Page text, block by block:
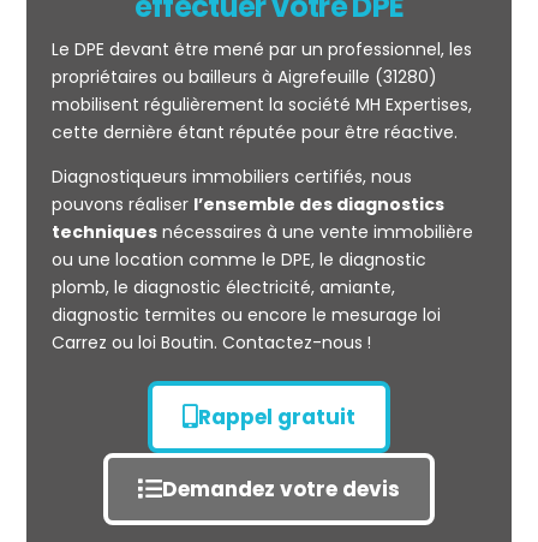
Mesurage
CARREZ
Le DPE devant être mené par un professionnel, les
propriétaires ou bailleurs à Aigrefeuille (31280)
mobilisent régulièrement la société MH Expertises,
cette dernière étant réputée pour être réactive.
Diagnostiqueurs immobiliers certifiés, nous
pouvons réaliser l’ensemble des diagnostics
techniquesnécessaires à une vente immobilière
ou une location comme le DPE, le diagnostic
plomb, le diagnostic électricité, amiante,
diagnostic termites ou encore le mesurage loi
Carrez ou loi Boutin. Contactez-nous !
Rappel gratuit
Demandez votre devis